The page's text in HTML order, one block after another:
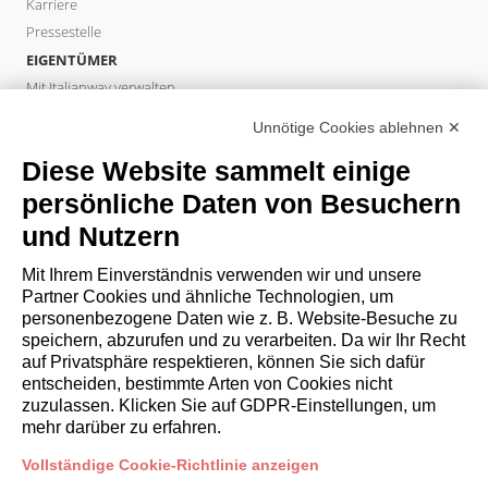
Karriere
Pressestelle
EIGENTÜMER
Mit Italianway verwalten
PROPERTY MANAGER
Partner werden
Italianway Academy
Aufenthalt buchen
Langzeitaufenthalte
Gästeerlebnisse
Rabatte fuer gaeste
Bedingungen für Unternehmen
booking@italianway.house
Unnötige Cookies ablehnen ✕
Diese Website sammelt einige
persönliche Daten von Besuchern
und Nutzern
Mit Ihrem Einverständnis verwenden wir und unsere
Partner Cookies und ähnliche Technologien, um
personenbezogene Daten wie z. B. Website-Besuche zu
speichern, abzurufen und zu verarbeiten. Da wir Ihr Recht
auf Privatsphäre respektieren, können Sie sich dafür
entscheiden, bestimmte Arten von Cookies nicht
zuzulassen. Klicken Sie auf GDPR-Einstellungen, um
mehr darüber zu erfahren.
Vollständige Cookie-Richtlinie anzeigen